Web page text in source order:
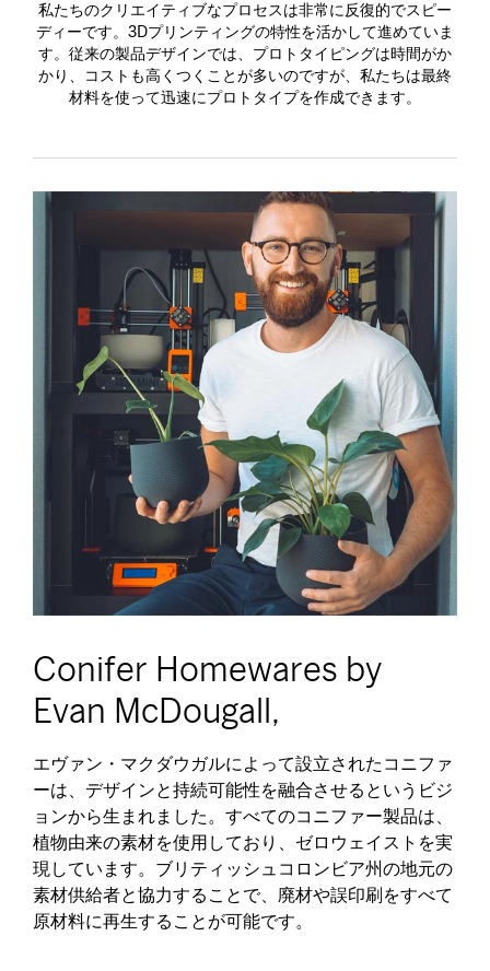
私たちのクリエイティブなプロセスは非常に反復的でスピー
ディーです。3Dプリンティングの特性を活かして進めていま
す。従来の製品デザインでは、プロトタイピングは時間がか
かり、コストも高くつくことが多いのですが、私たちは最終
材料を使って迅速にプロトタイプを作成できます。
Conifer Homewares by
Evan McDougall,
エヴァン・マクダウガルによって設立されたコニファ
ーは、デザインと持続可能性を融合させるというビジ
ョンから生まれました。すべてのコニファー製品は、
植物由来の素材を使用しており、ゼロウェイストを実
現しています。ブリティッシュコロンビア州の地元の
素材供給者と協力することで、廃材や誤印刷をすべて
原材料に再生することが可能です。